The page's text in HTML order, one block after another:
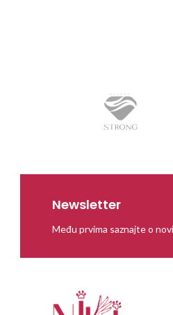
Newsletter
Među prvima saznajte o